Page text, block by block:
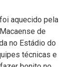
aquecido pela
de
no Estádio do
técnicas e